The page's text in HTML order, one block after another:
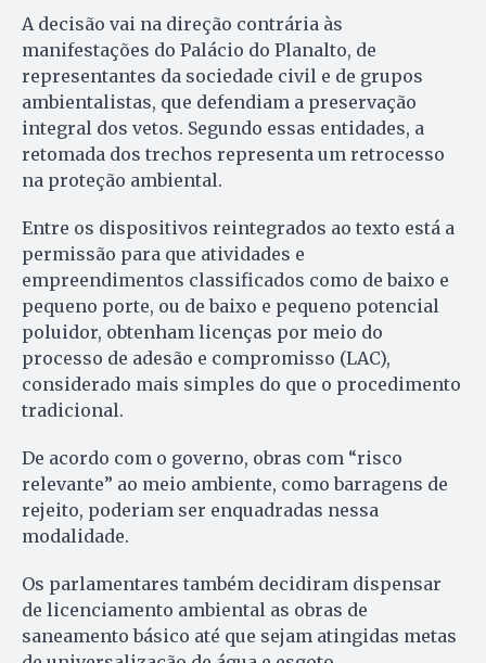
A decisão vai na direção contrária às
manifestações do Palácio do Planalto, de
representantes da sociedade civil e de grupos
ambientalistas, que defendiam a preservação
integral dos vetos. Segundo essas entidades, a
retomada dos trechos representa um retrocesso
na proteção ambiental.
Entre os dispositivos reintegrados ao texto está a
permissão para que atividades e
empreendimentos classificados como de baixo e
pequeno porte, ou de baixo e pequeno potencial
poluidor, obtenham licenças por meio do
processo de adesão e compromisso (LAC),
considerado mais simples do que o procedimento
tradicional.
De acordo com o governo, obras com “risco
relevante” ao meio ambiente, como barragens de
rejeito, poderiam ser enquadradas nessa
modalidade.
Os parlamentares também decidiram dispensar
de licenciamento ambiental as obras de
saneamento básico até que sejam atingidas metas